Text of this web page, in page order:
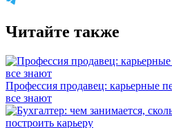
Читайте также
Профессия продавец: карьерные
все знают